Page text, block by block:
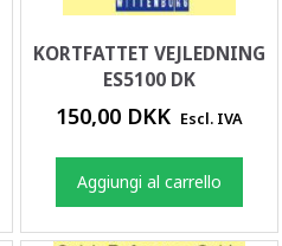
KORTFATTET VEJLEDNING
ES5100 DK
150,00 DKK Escl. IVA
Aggiungi al carrello